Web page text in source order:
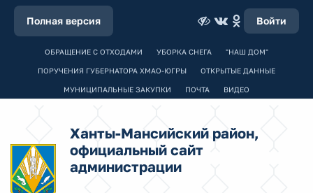
Полная версия Войти
ОБРАЩЕНИЕ С ОТХОДАМИ УБОРКА СНЕГА "НАШ ДОМ"
ПОРУЧЕНИЯ ГУБЕРНАТОРА ХМАО-ЮГРЫ ОТКРЫТЫЕ ДАННЫЕ
МУНИЦИПАЛЬНЫЕ ЗАКУПКИ ПОЧТА ВИДЕО
Ханты-Мансийский район,
официальный сайт
администрации